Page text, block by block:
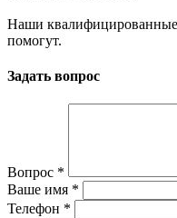
Наши квалифицированные
помогут.
Задать вопрос
Вопрос *
Ваше имя *
Телефон *